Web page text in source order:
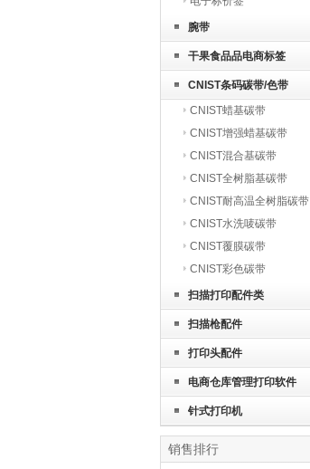
腕带
干果食品品电商标签
CNIST条码碳带/色带
CNIST蜡基碳带
CNIST增强蜡基碳带
CNIST混合基碳带
CNIST全树脂基碳带
CNIST耐高温全树脂碳带
CNIST水洗唛碳带
CNIST覆膜碳带
CNIST彩色碳带
扫描打印配件类
扫描枪配件
打印头配件
电商仓库管理打印软件
针式打印机
销售排行